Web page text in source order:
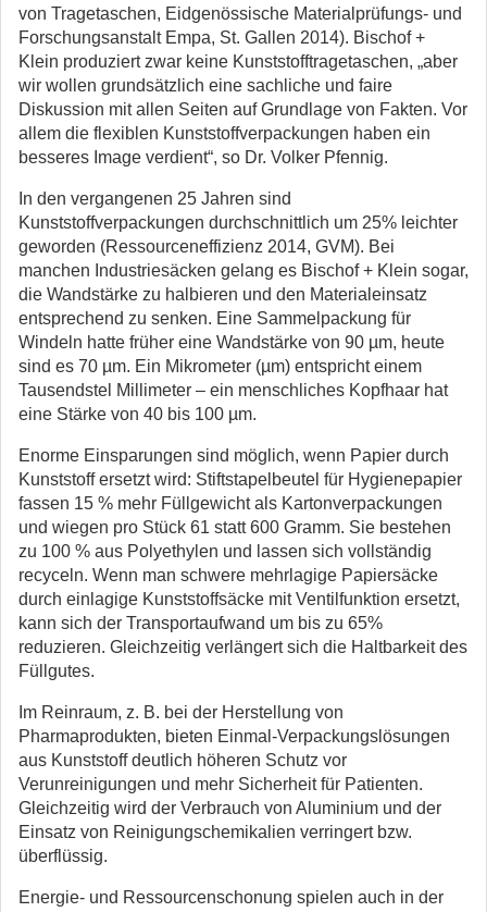
von Tragetaschen, Eidgenössische Materialprüfungs- und
Forschungsanstalt Empa, St. Gallen 2014). Bischof +
Klein produziert zwar keine Kunststofftragetaschen, „aber
wir wollen grundsätzlich eine sachliche und faire
Diskussion mit allen Seiten auf Grundlage von Fakten. Vor
allem die flexiblen Kunststoffverpackungen haben ein
besseres Image verdient“, so Dr. Volker Pfennig.
In den vergangenen 25 Jahren sind
Kunststoffverpackungen durchschnittlich um 25% leichter
geworden (Ressourceneffizienz 2014, GVM). Bei
manchen Industriesäcken gelang es Bischof + Klein sogar,
die Wandstärke zu halbieren und den Materialeinsatz
entsprechend zu senken. Eine Sammelpackung für
Windeln hatte früher eine Wandstärke von 90 µm, heute
sind es 70 µm. Ein Mikrometer (µm) entspricht einem
Tausendstel Millimeter – ein menschliches Kopfhaar hat
eine Stärke von 40 bis 100 µm.
Enorme Einsparungen sind möglich, wenn Papier durch
Kunststoff ersetzt wird: Stiftstapelbeutel für Hygienepapier
fassen 15 % mehr Füllgewicht als Kartonverpackungen
und wiegen pro Stück 61 statt 600 Gramm. Sie bestehen
zu 100 % aus Polyethylen und lassen sich vollständig
recyceln. Wenn man schwere mehrlagige Papiersäcke
durch einlagige Kunststoffsäcke mit Ventilfunktion ersetzt,
kann sich der Transportaufwand um bis zu 65%
reduzieren. Gleichzeitig verlängert sich die Haltbarkeit des
Füllgutes.
Im Reinraum, z. B. bei der Herstellung von
Pharmaprodukten, bieten Einmal-Verpackungslösungen
aus Kunststoff deutlich höheren Schutz vor
Verunreinigungen und mehr Sicherheit für Patienten.
Gleichzeitig wird der Verbrauch von Aluminium und der
Einsatz von Reinigungschemikalien verringert bzw.
überflüssig.
Energie- und Ressourcenschonung spielen auch in der